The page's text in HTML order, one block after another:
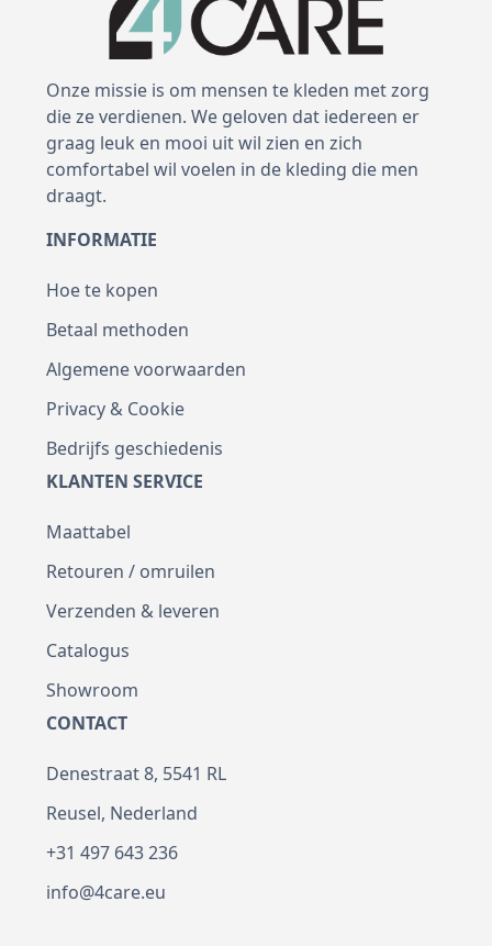
Onze missie is om mensen te kleden met zorg
die ze verdienen. We geloven dat iedereen er
graag leuk en mooi uit wil zien en zich
comfortabel wil voelen in de kleding die men
draagt.
INFORMATIE
Hoe te kopen
Betaal methoden
Algemene voorwaarden
Privacy & Cookie
Bedrijfs geschiedenis
KLANTEN SERVICE
Maattabel
Retouren / omruilen
Verzenden & leveren
Catalogus
Showroom
CONTACT
Denestraat 8, 5541 RL
Reusel, Nederland
+31 497 643 236
info@4care.eu